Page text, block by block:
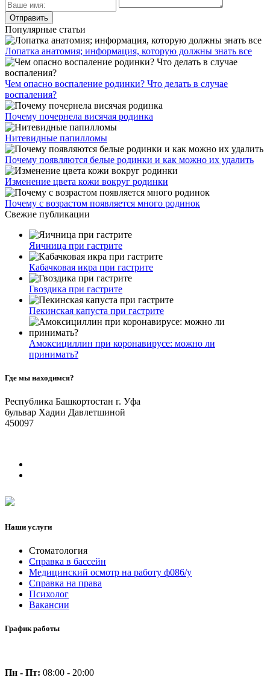
Популярные статьи
Лопатка анатомия; информация, которую должны знать все
Чем опасно воспаление родинки? Что делать в случае
воспаления?
Почему почернела висячая родинка
Нитевидные папилломы
Почему появляются белые родинки и как можно их удалить
Изменение цвета кожи вокруг родинки
Почему с возрастом появляется много родинок
Свежие публикации
Яичница при гастрите
Кабачковая икра при гастрите
Гвоздика при гастрите
Пекинская капуста при гастрите
Амоксициллин при коронавирусе: можно ли
принимать?
Где мы находимся?
Республика Башкортостан г. Уфа
бульвар Хадии Давлетшиной
450097
Наши услуги
Стоматология
Справка в бассейн
Медицинский осмотр на работу ф086/у
Справка на права
Психолог
Вакансии
График работы
Пн - Пт: 08:00 - 20:00